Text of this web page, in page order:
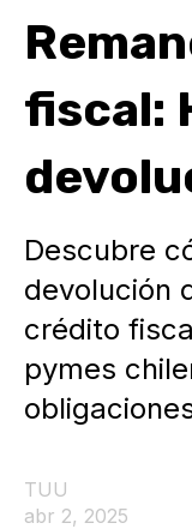
fiscal:
Descubre
devolución
crédito
pymes
TUU
abr 2, 2025